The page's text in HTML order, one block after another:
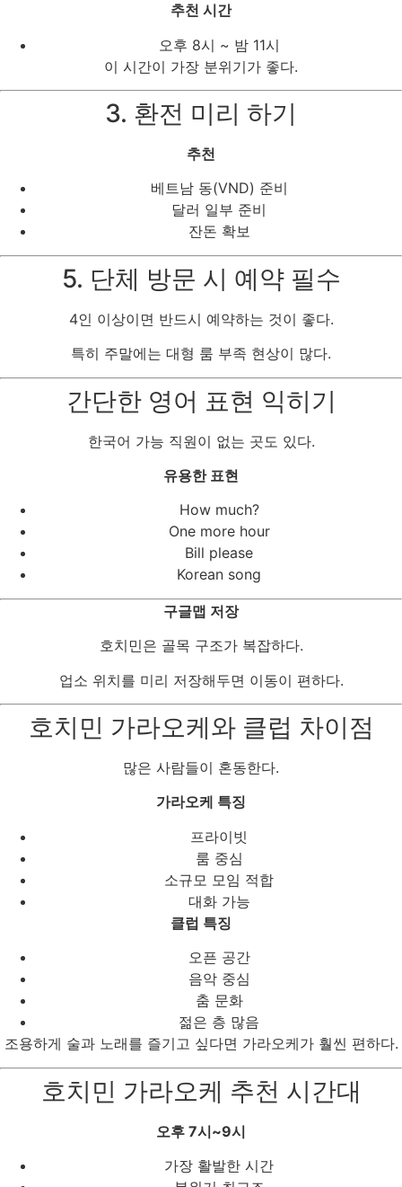
추천 시간
오후 8시 ~ 밤 11시
이 시간이 가장 분위기가 좋다.
3. 환전 미리 하기
추천
베트남 동(VND) 준비
달러 일부 준비
잔돈 확보
5. 단체 방문 시 예약 필수
4인 이상이면 반드시 예약하는 것이 좋다.
특히 주말에는 대형 룸 부족 현상이 많다.
간단한 영어 표현 익히기
한국어 가능 직원이 없는 곳도 있다.
유용한 표현
How much?
One more hour
Bill please
Korean song
구글맵 저장
호치민은 골목 구조가 복잡하다.
업소 위치를 미리 저장해두면 이동이 편하다.
호치민 가라오케와 클럽 차이점
많은 사람들이 혼동한다.
가라오케 특징
프라이빗
룸 중심
소규모 모임 적합
대화 가능
클럽 특징
오픈 공간
음악 중심
춤 문화
젊은 층 많음
조용하게 술과 노래를 즐기고 싶다면 가라오케가 훨씬 편하다.
호치민 가라오케 추천 시간대
오후 7시~9시
가장 활발한 시간